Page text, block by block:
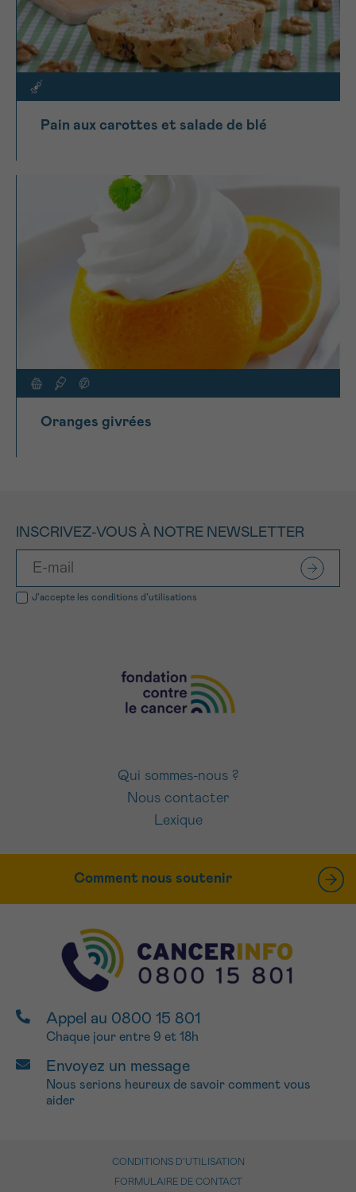
Pain aux carottes et salade de blé
Oranges givrées
INSCRIVEZ-VOUS À NOTRE NEWSLETTER
J’accepte les conditions d’utilisations
Qui sommes-nous ?
Nous contacter
Lexique
Comment nous soutenir
Appel au 0800 15 801
Chaque jour entre 9 et 18h
Envoyez un message
Nous serions heureux de savoir comment vous
aider
CONDITIONS D’UTILISATION
FORMULAIRE DE CONTACT